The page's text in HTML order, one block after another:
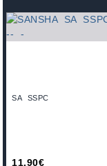
SA SSPC
11.90€